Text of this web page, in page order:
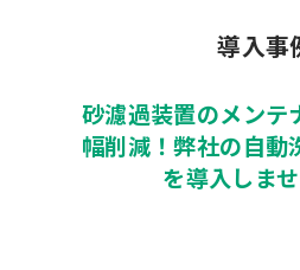
導入事
砂濾過装置のメンテ
幅削減！弊社の自動
を導入しま